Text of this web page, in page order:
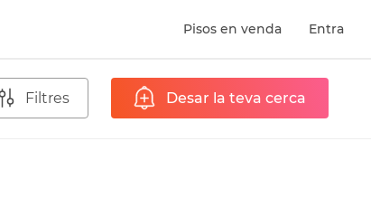
Pisos en venda Entra
Filtres Desar la teva cerca